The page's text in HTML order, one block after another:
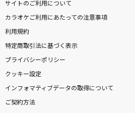
[生音]さよならエレジー
菅田将暉
奏(かなで)
スキマスイッチ
あいつら全員同窓会
サイトのご利用について
カラオケご利用にあたっての注意事項
利用規約
特定商取引法に基づく表示
プライバシーポリシー
クッキー設定
インフォマティブデータの取得について
ご契約方法